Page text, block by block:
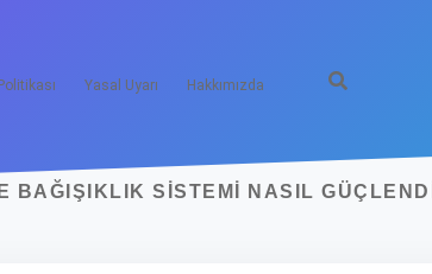
Yasal Uyarı Hakkımızda
BAĞIŞIKLIK SISTEMI NASIL